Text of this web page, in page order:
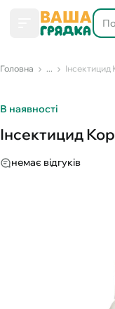
Головна ...
В наявності
Інсектицид
немає відгуків